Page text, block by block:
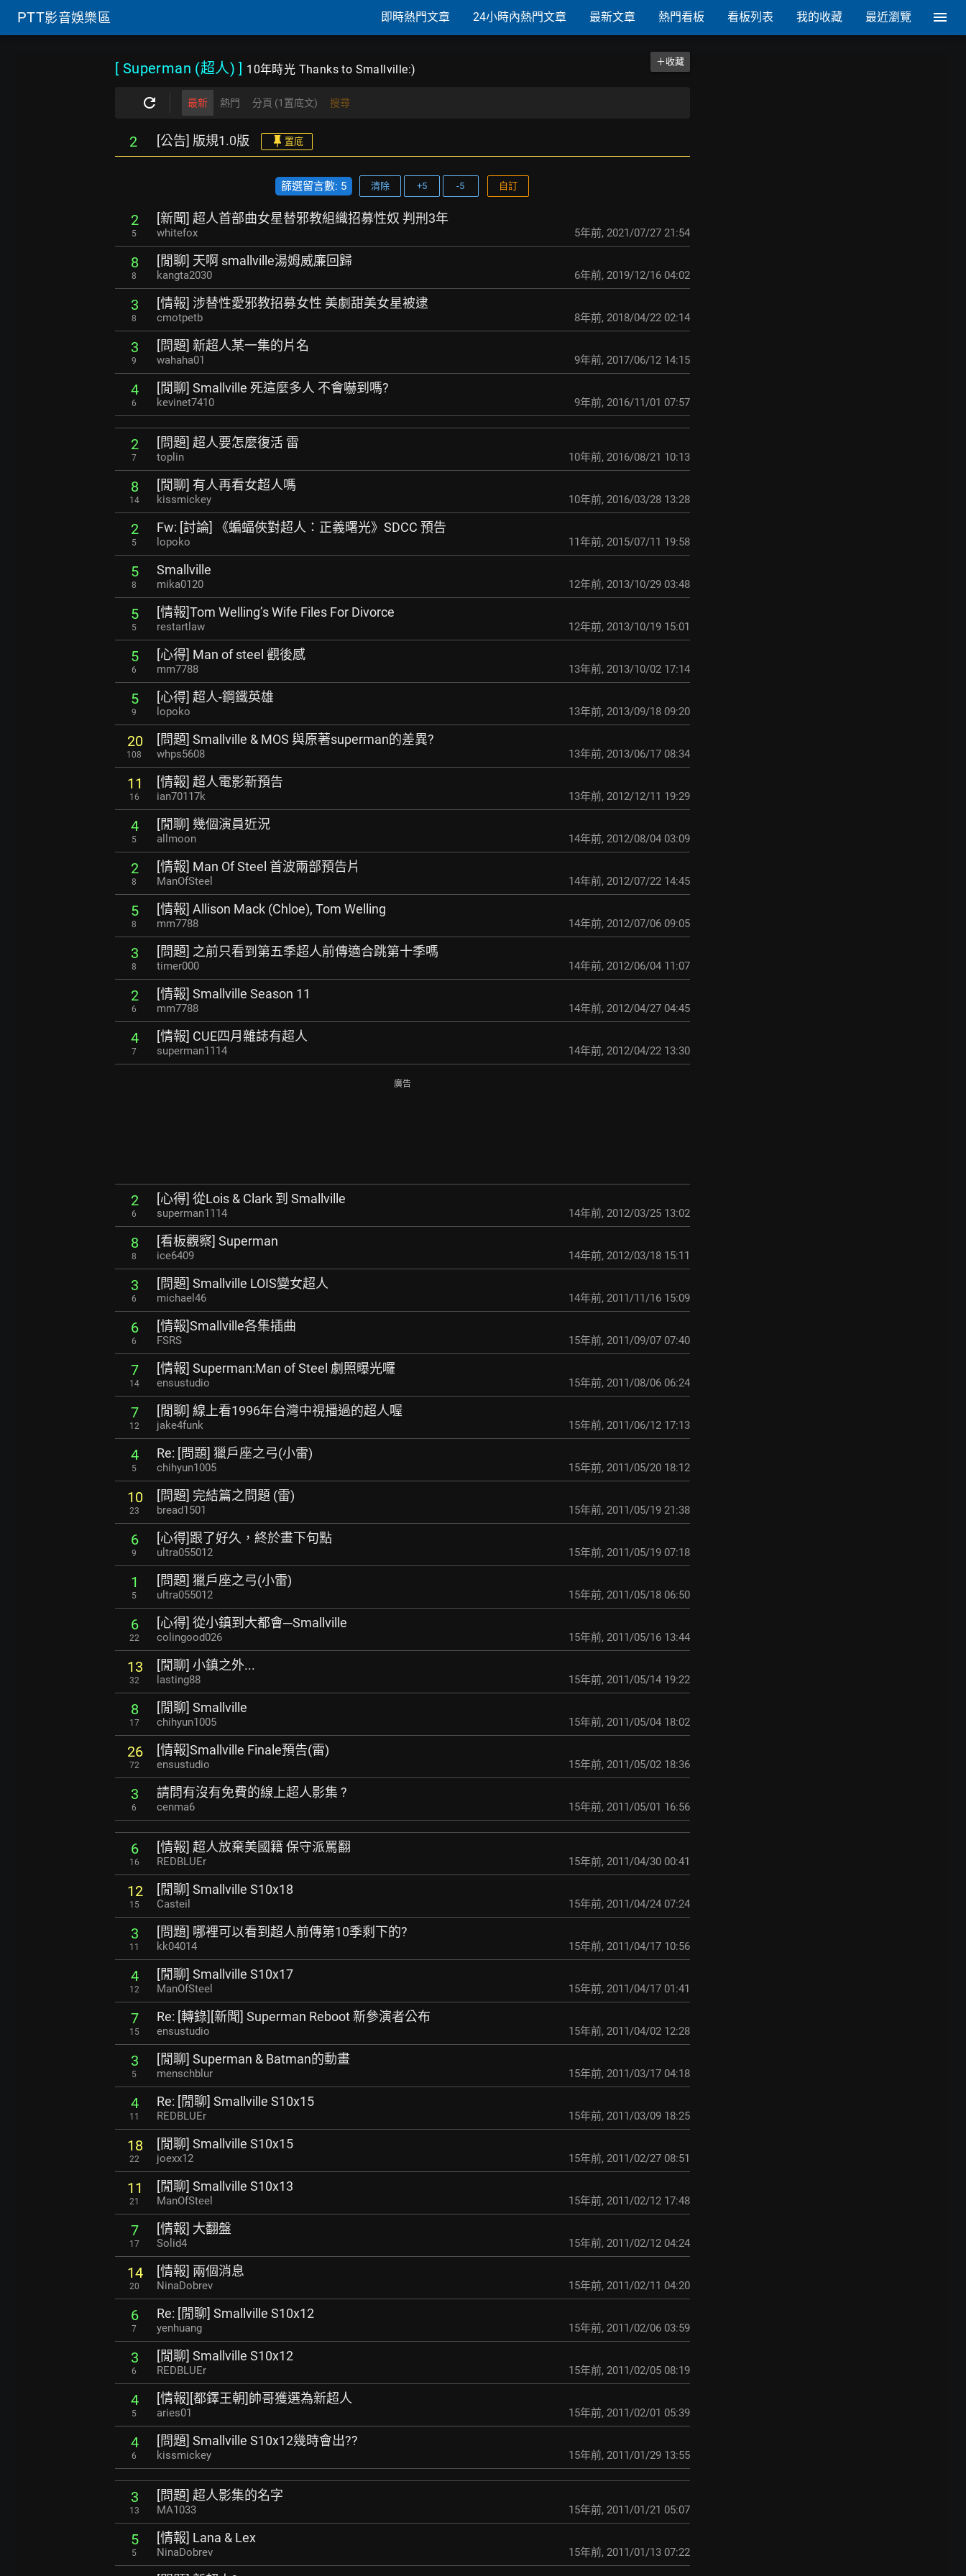
PTT影音娛樂區 即時熱門文章 24小時內熱門文章 最新文章 熱門看板 看板列表 我的收藏 最近瀏覽
[ Superman (超人) ] 10年時光 Thanks to Smallville:)
＋收藏
最新 熱門 分頁 (1置底文) 搜尋
2 [公告] 版規1.0版 置底
篩選留言數: 5 清除 +5 -5 自訂
2
5
[新聞] 超人首部曲女星替邪教組織招募性奴 判刑3年
whitefox 5年前, 2021/07/27 21:54
8
8
[閒聊] 天啊 smallville湯姆威廉回歸
kangta2030 6年前, 2019/12/16 04:02
3
8
[情報] 涉替性愛邪教招募女性 美劇甜美女星被逮
cmotpetb 8年前, 2018/04/22 02:14
3
9
[問題] 新超人某一集的片名
wahaha01 9年前, 2017/06/12 14:15
4
6
[閒聊] Smallville 死這麼多人 不會嚇到嗎?
kevinet7410 9年前, 2016/11/01 07:57
2
7
[問題] 超人要怎麼復活 雷
toplin 10年前, 2016/08/21 10:13
8
14
[閒聊] 有人再看女超人嗎
kissmickey 10年前, 2016/03/28 13:28
2
5
Fw: [討論] 《蝙蝠俠對超人：正義曙光》SDCC 預告
lopoko 11年前, 2015/07/11 19:58
5
8
Smallville
mika0120 12年前, 2013/10/29 03:48
5
5
[情報]Tom Welling’s Wife Files For Divorce
restartlaw 12年前, 2013/10/19 15:01
5
6
[心得] Man of steel 觀後感
mm7788 13年前, 2013/10/02 17:14
5
9
[心得] 超人-鋼鐵英雄
lopoko 13年前, 2013/09/18 09:20
20
108
[問題] Smallville & MOS 與原著superman的差異?
whps5608 13年前, 2013/06/17 08:34
11
16
[情報] 超人電影新預告
ian70117k 13年前, 2012/12/11 19:29
4
5
[閒聊] 幾個演員近況
allmoon 14年前, 2012/08/04 03:09
2
8
[情報] Man Of Steel 首波兩部預告片
ManOfSteel 14年前, 2012/07/22 14:45
5
8
[情報] Allison Mack (Chloe), Tom Welling
mm7788 14年前, 2012/07/06 09:05
3
8
[問題] 之前只看到第五季超人前傳適合跳第十季嗎
timer000 14年前, 2012/06/04 11:07
2
6
[情報] Smallville Season 11
mm7788 14年前, 2012/04/27 04:45
4
7
[情報] CUE四月雜誌有超人
superman1114 14年前, 2012/04/22 13:30
廣告
2
6
[心得] 從Lois & Clark 到 Smallville
superman1114 14年前, 2012/03/25 13:02
8
8
[看板觀察] Superman
ice6409 14年前, 2012/03/18 15:11
3
6
[問題] Smallville LOIS變女超人
michael46 14年前, 2011/11/16 15:09
6
6
[情報]Smallville各集插曲
FSRS 15年前, 2011/09/07 07:40
7
14
[情報] Superman:Man of Steel 劇照曝光囉
ensustudio 15年前, 2011/08/06 06:24
7
12
[閒聊] 線上看1996年台灣中視播過的超人喔
jake4funk 15年前, 2011/06/12 17:13
4
5
Re: [問題] 獵戶座之弓(小雷)
chihyun1005 15年前, 2011/05/20 18:12
10
23
[問題] 完結篇之問題 (雷)
bread1501 15年前, 2011/05/19 21:38
6
9
[心得]跟了好久，終於畫下句點
ultra055012 15年前, 2011/05/19 07:18
1
5
[問題] 獵戶座之弓(小雷)
ultra055012 15年前, 2011/05/18 06:50
6
22
[心得] 從小鎮到大都會─Smallville
colingood026 15年前, 2011/05/16 13:44
13
32
[閒聊] 小鎮之外...
lasting88 15年前, 2011/05/14 19:22
8
17
[閒聊] Smallville
chihyun1005 15年前, 2011/05/04 18:02
26
72
[情報]Smallville Finale預告(雷)
ensustudio 15年前, 2011/05/02 18:36
3
6
請問有沒有免費的線上超人影集 ?
cenma6 15年前, 2011/05/01 16:56
6
16
[情報] 超人放棄美國籍 保守派罵翻
REDBLUEr 15年前, 2011/04/30 00:41
12
15
[閒聊] Smallville S10x18
Casteil 15年前, 2011/04/24 07:24
3
11
[問題] 哪裡可以看到超人前傳第10季剩下的?
kk04014 15年前, 2011/04/17 10:56
4
12
[閒聊] Smallville S10x17
ManOfSteel 15年前, 2011/04/17 01:41
7
15
Re: [轉錄][新聞] Superman Reboot 新參演者公布
ensustudio 15年前, 2011/04/02 12:28
3
5
[閒聊] Superman & Batman的動畫
menschblur 15年前, 2011/03/17 04:18
4
11
Re: [閒聊] Smallville S10x15
REDBLUEr 15年前, 2011/03/09 18:25
18
22
[閒聊] Smallville S10x15
joexx12 15年前, 2011/02/27 08:51
11
21
[閒聊] Smallville S10x13
ManOfSteel 15年前, 2011/02/12 17:48
7
17
[情報] 大翻盤
Solid4 15年前, 2011/02/12 04:24
14
20
[情報] 兩個消息
NinaDobrev 15年前, 2011/02/11 04:20
6
7
Re: [閒聊] Smallville S10x12
yenhuang 15年前, 2011/02/06 03:59
3
6
[閒聊] Smallville S10x12
REDBLUEr 15年前, 2011/02/05 08:19
4
5
[情報][都鐸王朝]帥哥獲選為新超人
aries01 15年前, 2011/02/01 05:39
4
6
[問題] Smallville S10x12幾時會出??
kissmickey 15年前, 2011/01/29 13:55
3
13
[問題] 超人影集的名字
MA1033 15年前, 2011/01/21 05:07
5
5
[情報] Lana & Lex
NinaDobrev 15年前, 2011/01/13 07:22